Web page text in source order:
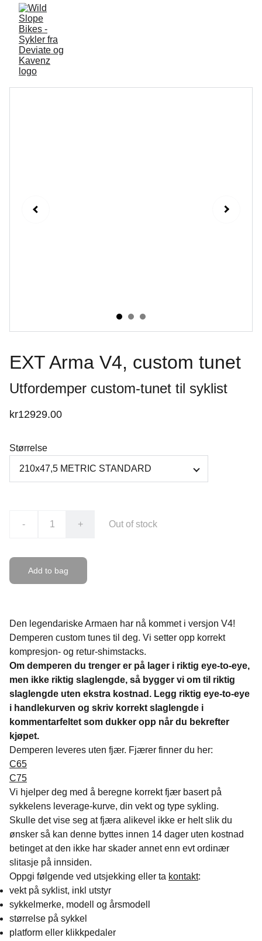
EXT Arma V4, custom tunet
Utfordemper custom-tunet til syklist
kr12929.00
Størrelse
- + Out of stock
Add to bag
Den legendariske Armaen har nå kommet i versjon V4!
Demperen custom tunes til deg. Vi setter opp korrekt
kompresjon- og retur-shimstacks.
Om demperen du trenger er på lager i riktig eye-to-eye,
men ikke riktig slaglengde, så bygger vi om til riktig
slaglengde uten ekstra kostnad. Legg riktig eye-to-eye
i handlekurven og skriv korrekt slaglengde i
kommentarfeltet som dukker opp når du bekrefter
kjøpet.
Demperen leveres uten fjær. Fjærer finner du her:
C65
C75
Vi hjelper deg med å beregne korrekt fjær basert på
sykkelens leverage-kurve, din vekt og type sykling.
Skulle det vise seg at fjæra alikevel ikke er helt slik du
ønsker så kan denne byttes innen 14 dager uten kostnad
betinget at den ikke har skader annet enn evt ordinær
slitasje på innsiden.
Oppgi følgende ved utsjekking eller ta kontakt:
vekt på syklist, inkl utstyr
sykkelmerke, modell og årsmodell
størrelse på sykkel
platform eller klikkpedaler